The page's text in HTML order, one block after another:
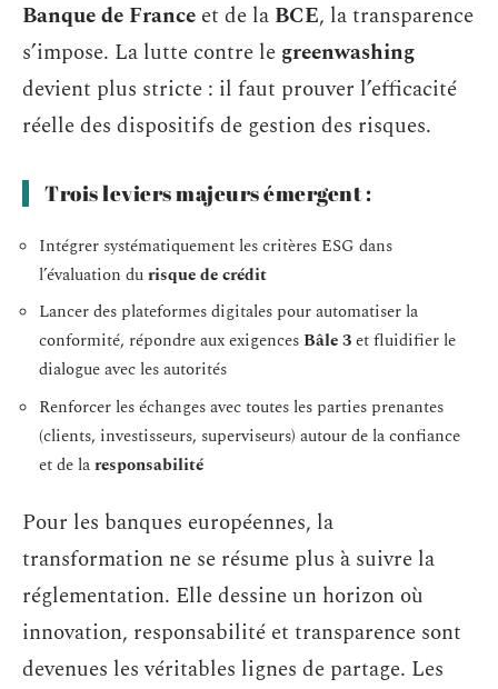
Banque de France et de la BCE, la transparence
s’impose. La lutte contre le greenwashing
devient plus stricte : il faut prouver l’efficacité
réelle des dispositifs de gestion des risques.
Trois leviers majeurs émergent :
Intégrer systématiquement les critères ESG dans
l’évaluation durisque de crédit
Lancer des plateformes digitales pour automatiser la
conformité, répondre aux exigences Bâle 3et fluidifier le
dialogue avec les autorités
Renforcer les échanges avec toutes les parties prenantes
(clients, investisseurs, superviseurs) autour de la confiance
et de laresponsabilité
Pour les banques européennes, la
transformation ne se résume plus à suivre la
réglementation. Elle dessine un horizon où
innovation, responsabilité et transparence sont
devenues les véritables lignes de partage. Les